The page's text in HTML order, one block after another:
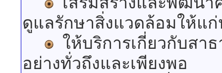
ดูแลรักษาสิ่งแวดล้อมให้แ
ให้บริการเกี่ยวกับส
อย่างทั่วถึงและเพียงพอ